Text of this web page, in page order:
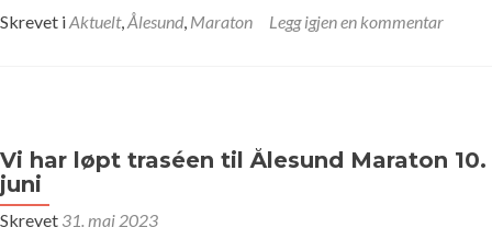
Bildegalleri
Skrevet iAktuelt,Ålesund, Maraton Legg igjen en kommentar
Vi har løpt traséen til Ålesund Maraton 10.
juni
Skrevet 31. mai 2023